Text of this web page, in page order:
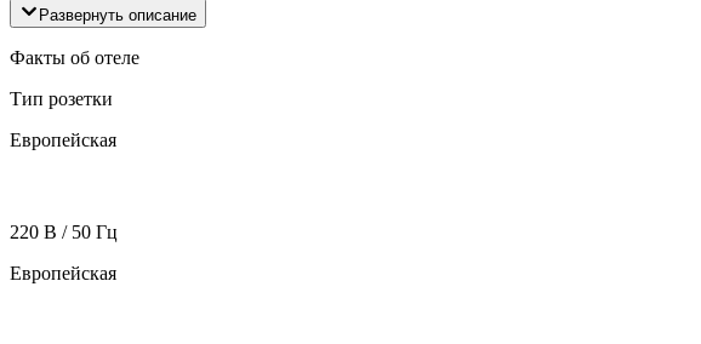
Развернуть описание
Факты об отеле
Тип розетки
Европейская
220 В / 50 Гц
Европейская